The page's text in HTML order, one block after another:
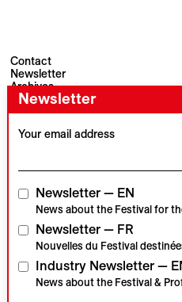
Contact
Newsletter
Archives
Visions du Réel
CH–1260 Nyon
Institutional partners
Newsletter
Your email address
Newsletter — EN
News about the Festival for
Newsletter — FR
Nouvelles du Festival
Industry Newsletter —
News about the Festival &